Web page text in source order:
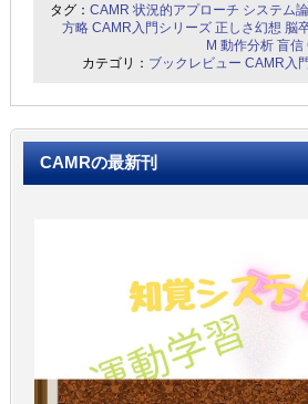
タグ：CAMR 状況的アプローチ システム論
方略 CAMR入門シリーズ 正しさ幻想 脳
M 動作分析 盲信
カテゴリ： ブックレビュー CAMR入
CAMRの最新刊